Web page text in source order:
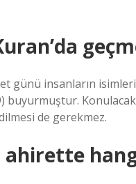
günü insanların
buyurmuştur.
de gerekmez.